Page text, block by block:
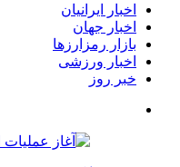
اخبار ایرانیان
اخبار جهان
بازار رمزارزها
اخبار ورزشی
خبر روز